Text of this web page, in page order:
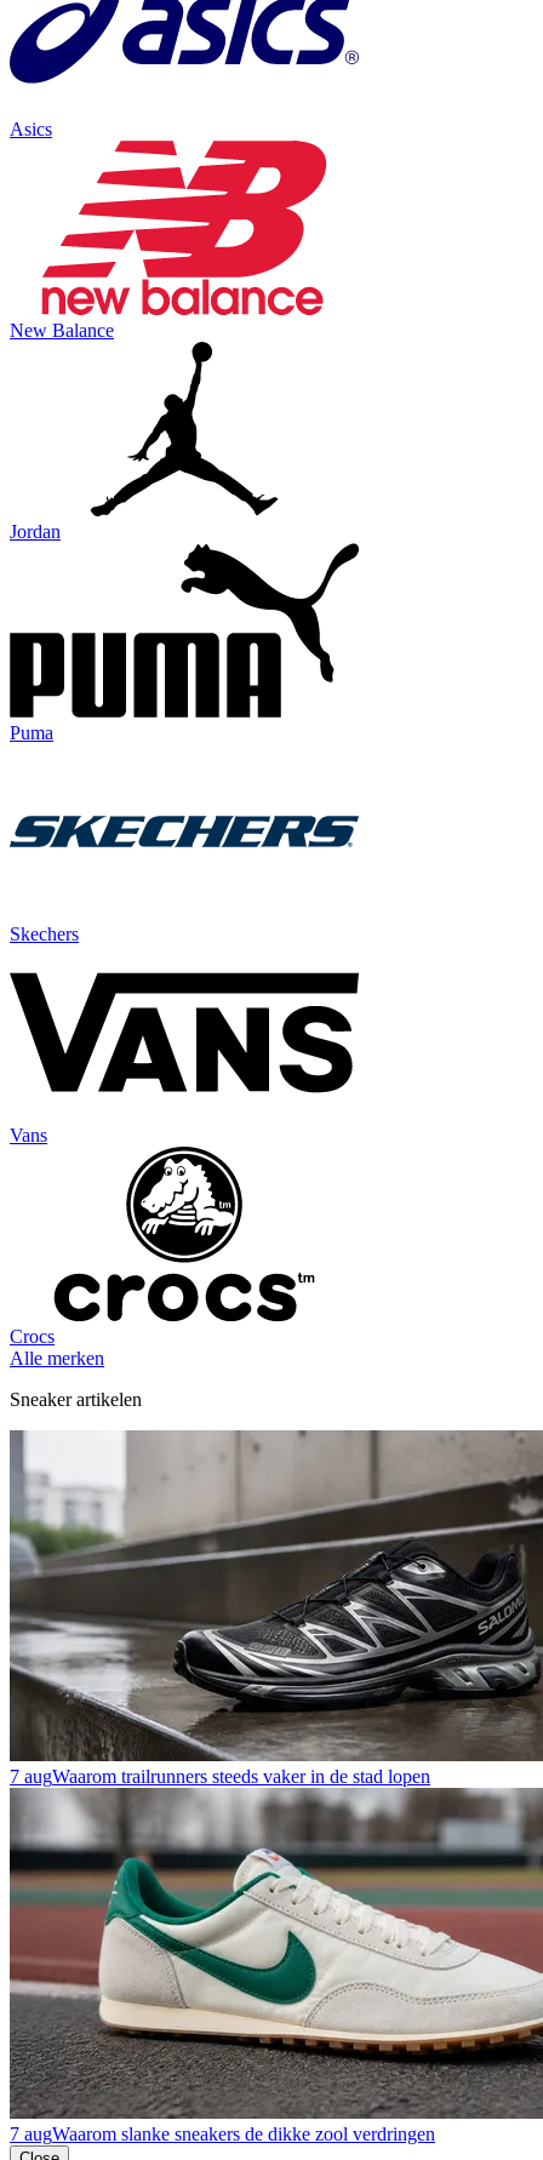
Asics
New Balance
Jordan
Puma
Skechers
Vans
Crocs
Alle merken
Sneaker artikelen
7 augWaarom trailrunners steeds vaker in de stad lopen
7 augWaarom slanke sneakers de dikke zool verdringen